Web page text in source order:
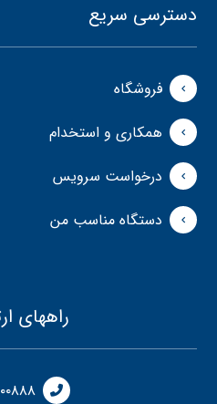
دسترسی سریع
فروشگاه
همکاری و استخدام
درخواست سرویس
دستگاه مناسب من
راههای
۰۲۱-